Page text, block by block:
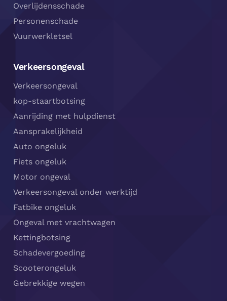
Overlijdensschade
Personenschade
Vuurwerkletsel
Verkeersongeval
Verkeersongeval
kop-staartbotsing
Aanrijding met hulpdienst
Aansprakelijkheid
Auto ongeluk
Fiets ongeluk
Motor ongeval
Verkeersongeval onder werktijd
Fatbike ongeluk
Ongeval met vrachtwagen
Kettingbotsing
Schadevergoeding
Scooterongeluk
Gebrekkige wegen